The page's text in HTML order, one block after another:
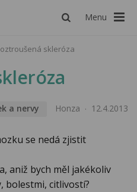
Menu
skleróza
a nervy Honza 12.4.2013
se nedá zjistit
aniž bych měl jakékoliv
bolestmi, citlivostí?